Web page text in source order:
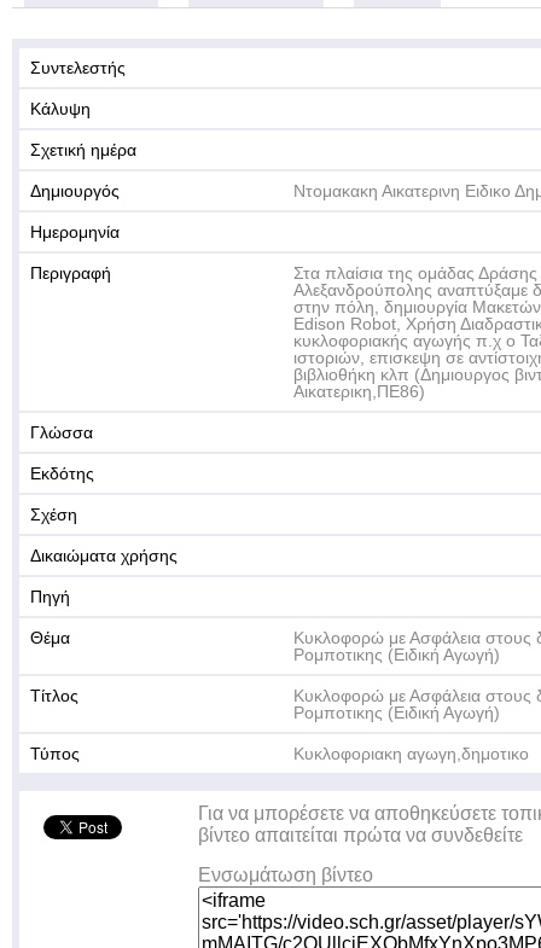
Συντελεστής
Κάλυψη
Σχετική ημέρα
Δημιουργός Ντομακακη Αικατερινη Ειδικο
Ημερομηνία
Περιγραφή
Στα πλαίσια της ομάδας Δράσης
Αλεξανδρούπολης αναπτύξαμε
στην πόλη, δημιουργία
Edison Robot, Χρήση
κυκλοφοριακής αγωγής π.χ ο
ιστοριών, επισκεψη σε
βιβλιοθήκη κλπ (Δημιουργος
Αικατερικη,ΠΕ86)
Γλώσσα
Εκδότης
Σχέση
Δικαιώματα χρήσης
Πηγή
Θέμα
Κυκλοφορώ με Ασφάλεια στους
Ρομποτικης (Ειδική Αγωγή)
Τίτλος
Κυκλοφορώ με Ασφάλεια στους
Ρομποτικης (Ειδική Αγωγή)
Τύπος Κυκλοφοριακη αγωγη,δημοτικο
Για να μπορέσετε να αποθηκεύσετε
βίντεο απαιτείται πρώτα να συνδεθείτε
Ενσωμάτωση βίντεο